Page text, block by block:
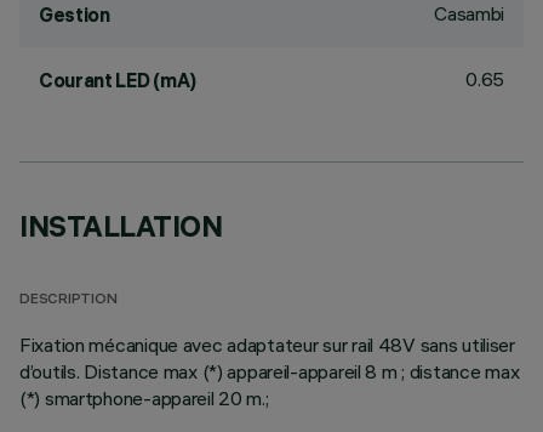
Gestion Casambi
Courant LED (mA) 0.65
INSTALLATION
DESCRIPTION
Fixation mécanique avec adaptateur sur rail 48V sans utiliser
d’outils. Distance max (*) appareil-appareil 8 m ; distance max
(*) smartphone-appareil 20 m.;